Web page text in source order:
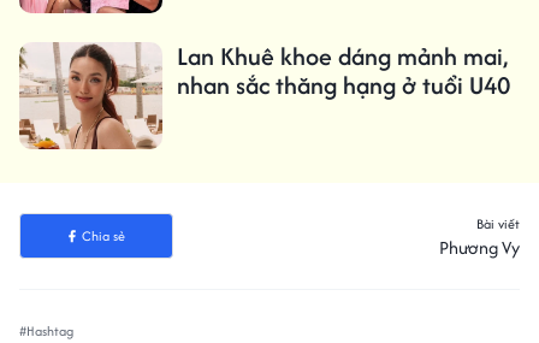
Lan Khuê khoe dáng mảnh mai,
nhan sắc thăng hạng ở tuổi U40
Chia sẻ
Bài viết
Phương Vy
#Hashtag